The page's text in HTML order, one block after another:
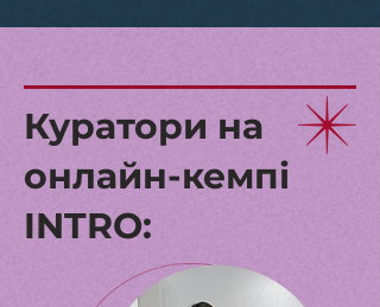
Куратори на
онлайн-кемпі
INTRO: